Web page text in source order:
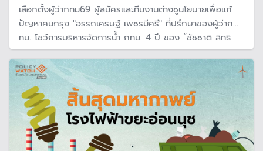
เลือกตั้งผู้ว่ากทม69 ผู้สมัครและทีมงานต่างชูนโยบายเพื่อแก้
ปัญหาคนกรุง "อรรถเศรษฐ์ เพชรมีศรี" ที่ปรึกษาของผู้ว่าก
ทม. โชว์การบริหารจัดการน้ำ กทม. 4 ปี ของ “ชัชชาติ สิทธิ
พันธุ์” อดีตผู้ว่ากทม ที่ลงชิงชัยอีกสมัย มั่นใจทำระบบจัดการน้ำ
ครบถ้วน ไม่ท่วมซ้ำรอยมหาอุทกภัยปี 54 หรือ อุทกภัย
หาดใหญ่